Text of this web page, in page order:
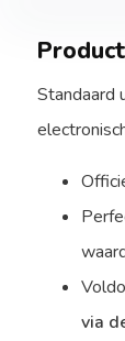
Standaard
via